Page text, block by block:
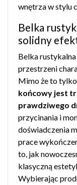
wnętrza w stylu
Belka
solidny
Belka
przestrzeni
Mimo że to
końcowy jest
prawdziwego
przycinania i
doświadczenia
prace
to, jak
klasyczną
Wybierając